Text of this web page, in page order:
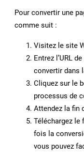
Pour convertir une
comme suit :
Visitez le site
Entrez l’URL
convertir dans
Cliquez sur le
processus de
Attendez la fin
Téléchargez le
fois la
vous pouvez